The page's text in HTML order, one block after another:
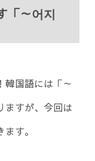
「～어지
韓国語には「～
ますが、今回は
す。